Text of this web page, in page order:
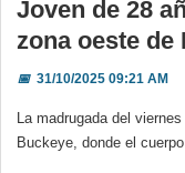
Joven de 28
zona oeste de
📅31/10/2025 09:21 AM
La madrugada del
Buckeye, donde el